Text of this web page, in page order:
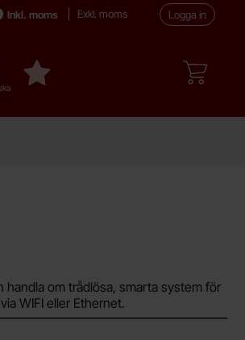
Inkl. moms Exkl. moms Logga in
Mina favoriter
handla om trådlösa, smarta system för
WIFI eller Ethernet.